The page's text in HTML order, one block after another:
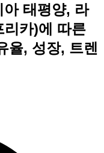
태평양, 라
리카)에 따른
율, 성장, 트렌